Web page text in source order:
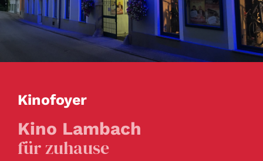
Kinofoyer
Kino Lambach
für zuhause